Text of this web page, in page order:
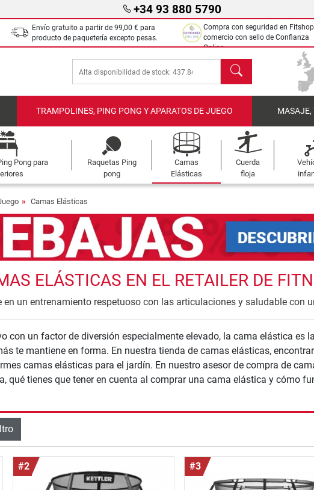
+34 93 880 5790
Envío gratuito a partir de 99,00 € para
producto de paquetería excepto pesas.
Compra con seguridad en
comercio con sello de Confianza
Online.
Buscar
TRAMPOLINES, PING PONG Y APARATOS DE JUEGO MASAJE,
Pong para
Raquetas Ping
pong
Camas
Elásticas
Cuerda
floja
Camas Elásticas
ELÁSTICAS EN EL RETAILER DE
en un entrenamiento respetuoso con las articulaciones y saludable con
con un factor de diversión especialmente elevado, la cama elástica es
te mantiene en forma. En nuestra tienda de camas elásticas,
camas elásticas para el jardín. En nuestro asesor de compra de
qué tienes que tener en cuenta al comprar una cama elástica y cómo
avanzada
#2 #3